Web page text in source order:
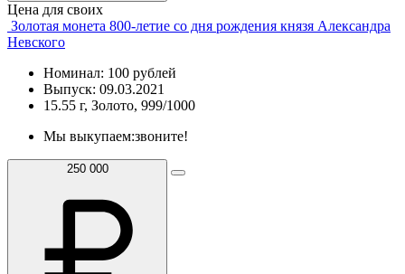
Цена для своих
Золотая монета 800-летие со дня рождения князя Александра
Невского
Номинал: 100 рублей
Выпуск: 09.03.2021
15.55 г, Золото, 999/1000
Мы выкупаем:звоните!
250 000